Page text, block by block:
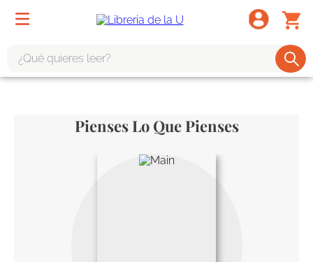
Pienses Lo Que Pienses